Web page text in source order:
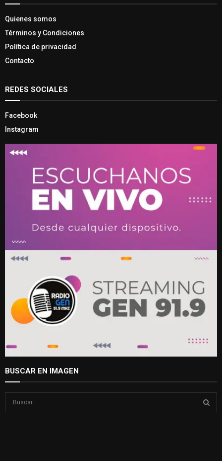
Quienes somos
Términos y Condiciones
Política de privacidad
Contacto
REDES SOCIALES
Facebook
Instagram
BUSCAR EN IMAGEN